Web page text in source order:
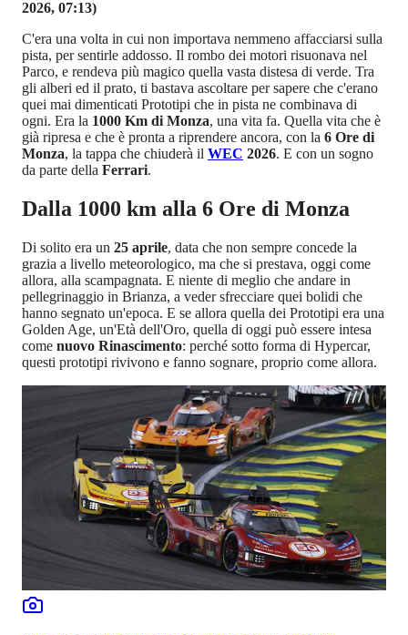
2026, 07:13)
C'era una volta in cui non importava nemmeno affacciarsi sulla
pista, per sentirle addosso. Il rombo dei motori risuonava nel
Parco, e rendeva più magico quella vasta distesa di verde. Tra
gli alberi ed il prato, ti bastava ascoltare per sapere che c'erano
quei mai dimenticati Prototipi che in pista ne combinava di
ogni. Era la 1000 Km di Monza, una vita fa. Quella vita che è
già ripresa e che è pronta a riprendere ancora, con la 6 Ore di
Monza, la tappa che chiuderà il WEC 2026. E con un sogno
da parte della Ferrari.
Dalla 1000 km alla 6 Ore di Monza
Di solito era un 25 aprile, data che non sempre concede la
grazia a livello meteorologico, ma che si prestava, oggi come
allora, alla scampagnata. E niente di meglio che andare in
pellegrinaggio in Brianza, a veder sfrecciare quei bolidi che
hanno segnato un'epoca. E se allora quella dei Prototipi era una
Golden Age, un'Età dell'Oro, quella di oggi può essere intesa
come nuovo Rinascimento: perché sotto forma di Hypercar,
questi prototipi rivivono e fanno sognare, proprio come allora.